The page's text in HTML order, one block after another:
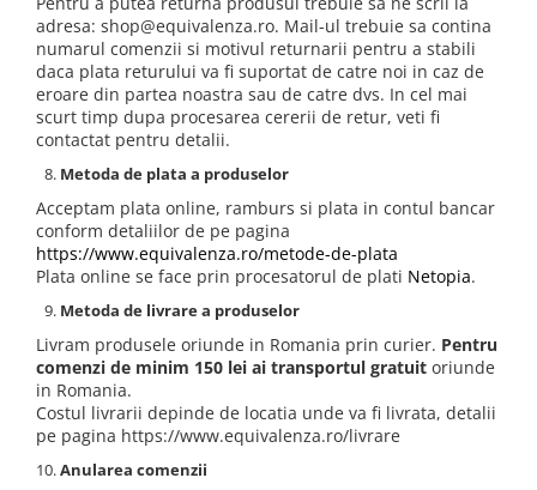
adresa: shop@equivalenza.ro. Mail-ul trebuie sa contina
numarul comenzii si motivul returnarii pentru a stabili
daca plata returului va fi suportat de catre noi in caz de
eroare din partea noastra sau de catre dvs. In cel mai
scurt timp dupa procesarea cererii de retur, veti fi
contactat pentru detalii.
Metoda de plata a produselor
Acceptam plata online, ramburs si plata in contul bancar
conform detaliilor de pe pagina
https://www.equivalenza.ro/metode-de-plata
Plata online se face prin procesatorul de plati Netopia.
Metoda de livrare a produselor
Livram produsele oriunde in Romania prin curier. Pentru
comenzi de minim 150 lei ai transportul gratuit oriunde
in Romania.
Costul livrarii depinde de locatia unde va fi livrata, detalii
pe pagina https://www.equivalenza.ro/livrare
Anularea comenzii